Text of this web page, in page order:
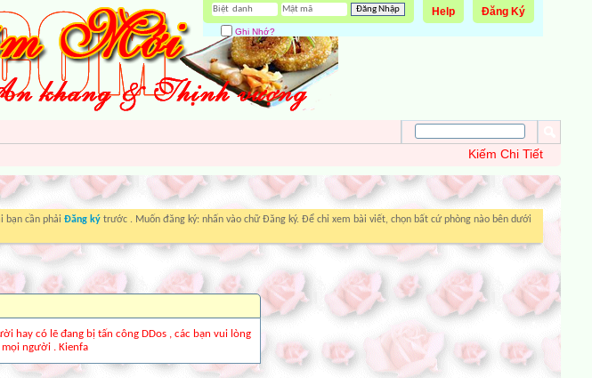
Đăng Ký
Help
Ghi Nhớ?
Kiếm Chi Tiết
bạn cần phải Đăng ký trước . Muốn đăng ký: nhấn vào chữ Đăng ký. Để chỉ xem bài viết, chọn bất cứ phòng nào bên dưới
hay có lẽ đang bị tấn công DDos , các bạn vui lòng
người . Kienfa